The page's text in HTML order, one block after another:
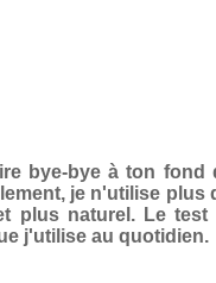
bye-bye à ton
je n'utilise plus
plus naturel. Le
j'utilise au quotidien.